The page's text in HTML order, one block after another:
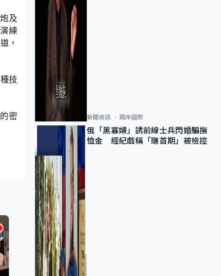
及
練
，
技
密 新聞資訊 兩岸國際
俄「黑寡婦」誘前線士兵閃婚騙撫
恤金 經紀戲稱「賺首期」被檢控